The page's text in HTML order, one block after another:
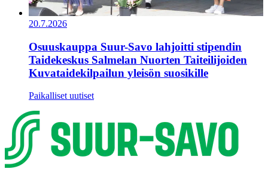
20.7.2026
Osuuskauppa Suur-Savo lahjoitti stipendin
Taidekeskus Salmelan Nuorten Taiteilijoiden
Kuvataidekilpailun yleisön suosikille
Paikalliset uutiset